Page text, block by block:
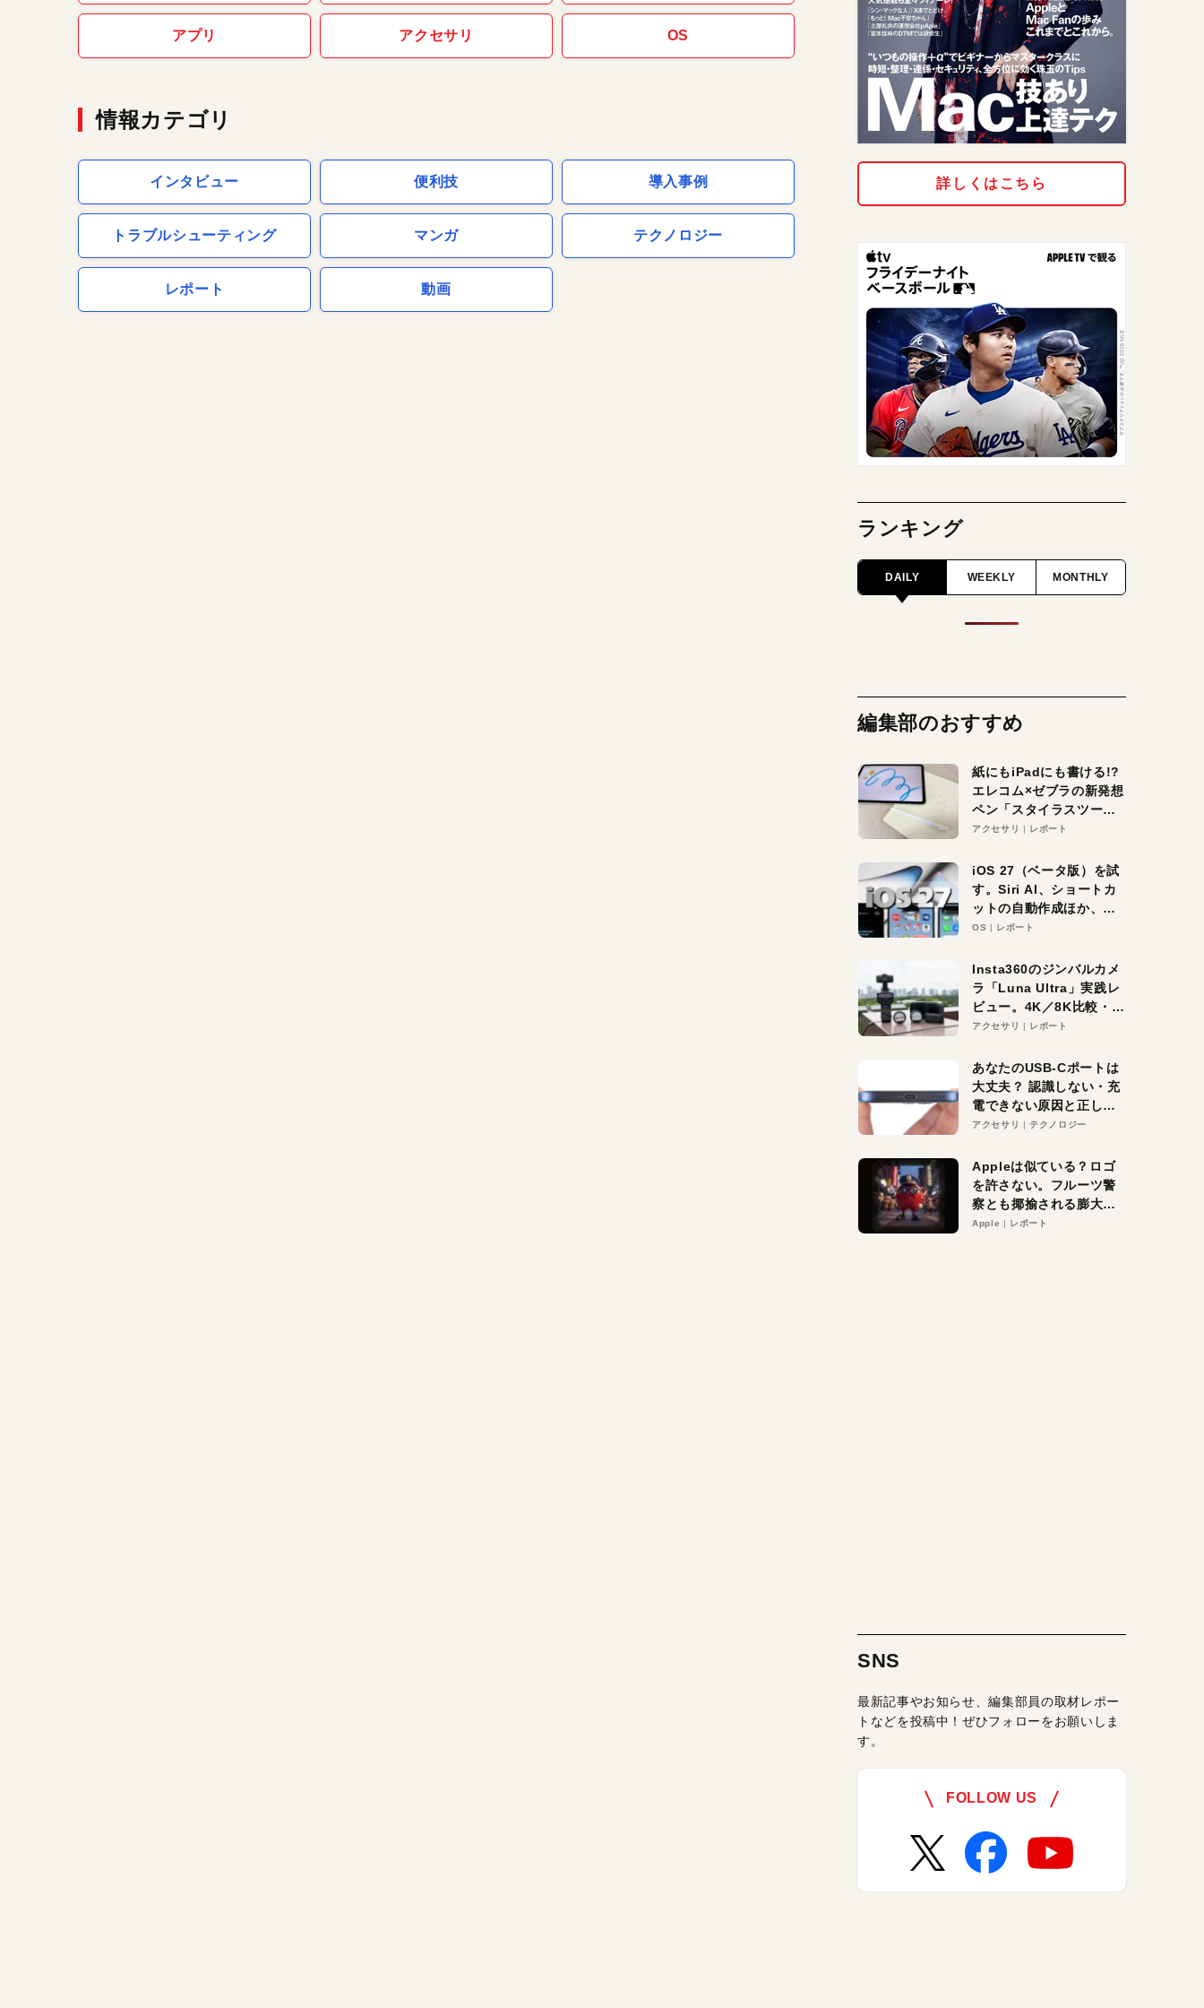
アプリ アクセサリ OS
情報カテゴリ
インタビュー 便利技 導入事例
トラブルシューティング マンガ テクノロジー
レポート 動画
詳しくはこちら
ランキング
DAILY WEEKLY MONTHLY
編集部のおすすめ
紙にもiPadにも書ける!?
エレコム×ゼブラの新発想
ペン「スタイラスツーウ
ェイ」レビュー。持ち替
アクセサリ レポート
iOS 27（ベータ版）を試
す。Siri AI、ショートカ
ットの自動作成ほか、期
待大の便利機能5選。
る未来はすぐそこ！
OS レポート
Insta360のジンバルカメ
ラ「Luna Ultra」実践レ
ビュー。4K／8K比較・ズ
ーム・夜間撮影をチェッ
アクセサリ レポート
あなたのUSB-Cポートは
大丈夫？ 認識しない・充
電できない原因と正しい
対策
アクセサリ テクノロジー
Appleは似ている？ロゴ
を許さない。フルーツ警
察とも揶揄される膨大な
異議申し立て。対象は非
Apple レポート
SNS
最新記事やお知らせ、編集部員の取材レポー
トなどを投稿中！ぜひフォローをお願いしま
す。
FOLLOW US